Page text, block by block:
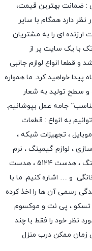
: ضمانت بهترین قیمت،
دارد همگام با سایر
ارزنده ای را به مشتریان
با یک سایت پر از
قطعا انواع لوازم جانبی
پیدا خواهید کرد. ما همواره
و سطح تولید به شعار
جامه عمل بپوشانیم.
به انواع : قطعات
، تجهیزات شبکه ،
، لوازم گیمینگ ، نرم
، هدست 5124 ، هدست
و … اشاره کنیم. ما با
رسمی آن ها را اخذ کرده
تسکو ، پی نت و موکسوم
نظر خود را فقط با چند
زمان ممکن درب منزل